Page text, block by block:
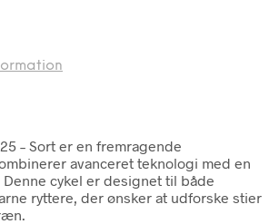
– Sort er en fremragende
avanceret teknologi med en
cykel er designet til både
ryttere, der ønsker at udforske stier